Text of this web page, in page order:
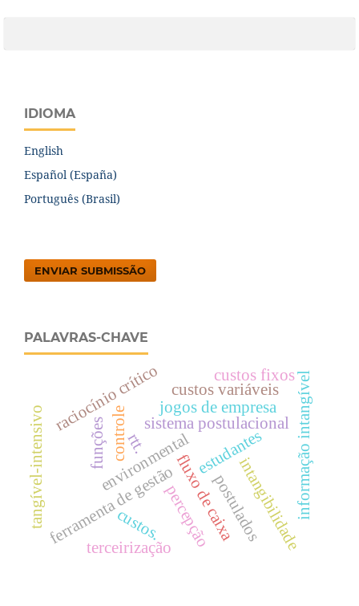
IDIOMA
English
Español (España)
Português (Brasil)
ENVIAR SUBMISSÃO
PALAVRAS-CHAVE
environmental
sistema postulacional
fluxo de caixa
ferramenta de gestão
controle
raciocínio críticojogos de empresa
funções
percepção
estudantes
postuladosintangibilidadeinformação intangível
custos.
custos variáveis
rtt.
tangível-intensivo
custos fixos
terceirização